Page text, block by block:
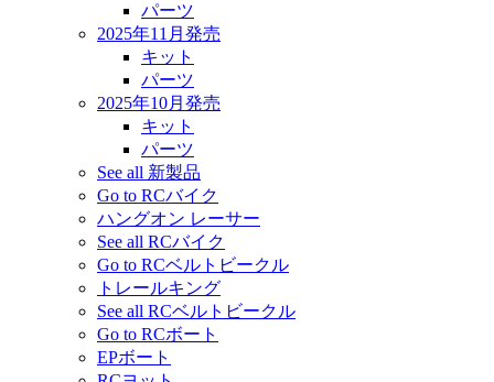
パーツ
2025年11月発売
キット
パーツ
2025年10月発売
キット
パーツ
See all 新製品
Go to RCバイク
ハングオン レーサー
See all RCバイク
Go to RCベルトビークル
トレールキング
See all RCベルトビークル
Go to RCボート
EPボート